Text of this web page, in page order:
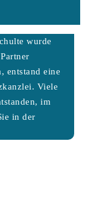
wurde
entstand eine
Viele
im
in der